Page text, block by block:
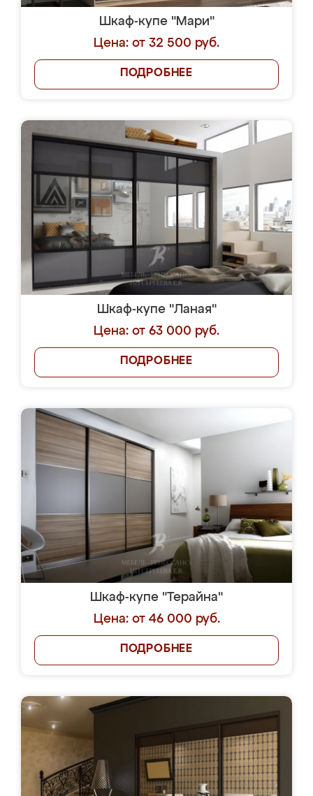
Шкаф-купе "Мари"
Цена: от 32 500 руб.
ПОДРОБНЕЕ
Шкаф-купе "Ланая"
Цена: от 63 000 руб.
ПОДРОБНЕЕ
Шкаф-купе "Терайна"
Цена: от 46 000 руб.
ПОДРОБНЕЕ